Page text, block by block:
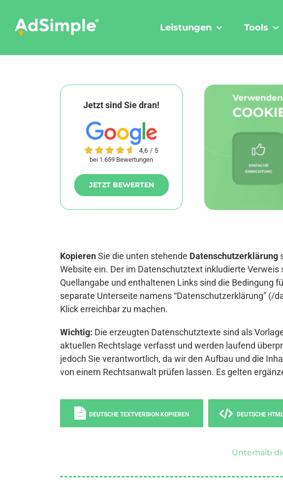
content
Leistungen Tools
Jetzt sind Sie dran!
bei 1.659 Bewertungen
JETZT BEWERTEN
KopierenSie die unten stehende Datenschutzerklärung
Website ein. Der im Datenschutztext inkludierte
Quellangabe und enthaltenen Links sind die Bedingung
separate Unterseite namens “Datenschutzerklärung” (/
Klick erreichbar zu machen.
Wichtig: Die erzeugten Datenschutztexte sind als
aktuellen Rechtslage verfasst und werden laufend
jedoch Sie verantwortlich, da wir den Aufbau und die
von einem Rechtsanwalt prüfen lassen. Es gelten
DEUTSCHE TEXTVERSION KOPIEREN DEUTSCHE
Unterhalb